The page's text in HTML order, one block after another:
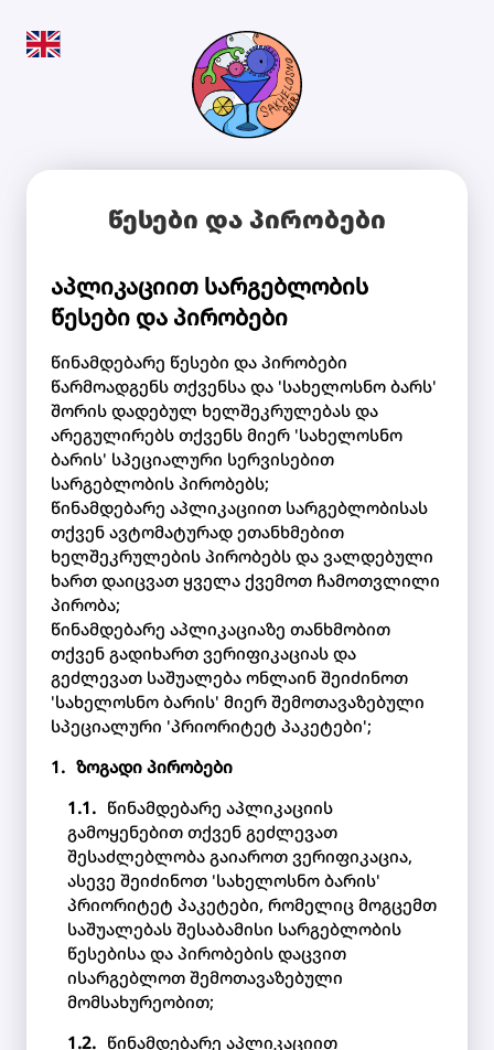
წესები და პირობები
აპლიკაციით სარგებლობის
წესები და პირობები
წინამდებარე წესები და პირობები
წარმოადგენს თქვენსა და 'სახელოსნო ბარს'
შორის დადებულ ხელშეკრულებას და
არეგულირებს თქვენს მიერ 'სახელოსნო
ბარის' სპეციალური სერვისებით
სარგებლობის პირობებს;
წინამდებარე აპლიკაციით სარგებლობისას
თქვენ ავტომატურად ეთანხმებით
ხელშეკრულების პირობებს და ვალდებული
ხართ დაიცვათ ყველა ქვემოთ ჩამოთვლილი
პირობა;
წინამდებარე აპლიკაციაზე თანხმობით
თქვენ გადიხართ ვერიფიკაციას და
გეძლევათ საშუალება ონლაინ შეიძინოთ
'სახელოსნო ბარის' მიერ შემოთავაზებული
სპეციალური 'პრიორიტეტ პაკეტები';
ზოგადი პირობები
წინამდებარე აპლიკაციის
გამოყენებით თქვენ გეძლევათ
შესაძლებლობა გაიაროთ ვერიფიკაცია,
ასევე შეიძინოთ 'სახელოსნო ბარის'
პრიორიტეტ პაკეტები, რომელიც მოგცემთ
საშუალებას შესაბამისი სარგებლობის
წესებისა და პირობების დაცვით
ისარგებლოთ შემოთავაზებული
მომსახურეობით;
წინამდებარე აპლიკაციით